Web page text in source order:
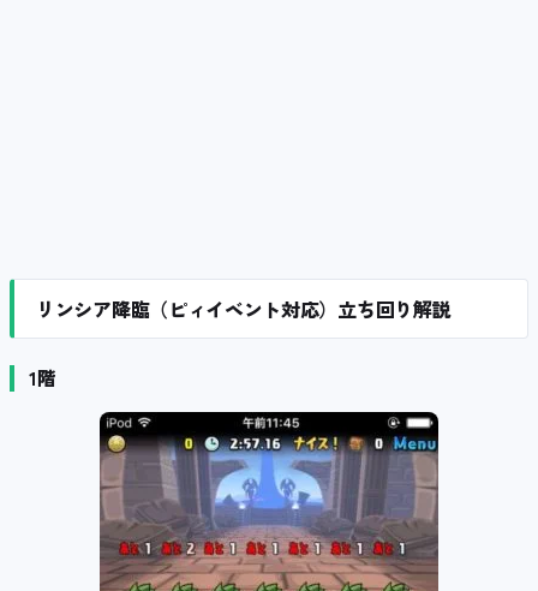
リンシア降臨（ピィイベント対応）立ち回り解説
1階